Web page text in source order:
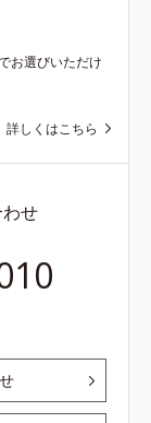
お選びいただけ
詳しくはこちら
せ